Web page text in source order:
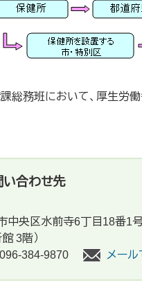
務班において、厚生労
い合わせ先
中央区水前寺6丁目18番1
3階）
096-384-9870 メー